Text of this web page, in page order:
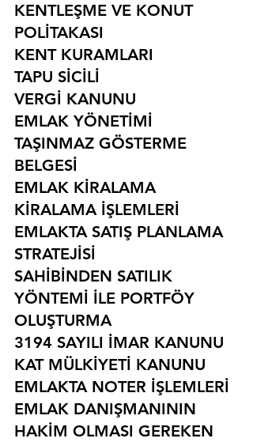
KENTLEŞME VE KONUT
POLİTAKASI
KENT KURAMLARI
TAPU SİCİLİ
VERGİ KANUNU
EMLAK YÖNETİMİ
TAŞINMAZ GÖSTERME
BELGESİ
EMLAK KİRALAMA
KİRALAMA İŞLEMLERİ
EMLAKTA SATIŞ PLANLAMA
STRATEJİSİ
SAHİBİNDEN SATILIK
YÖNTEMİ İLE PORTFÖY
OLUŞTURMA
3194 SAYILI İMAR KANUNU
KAT MÜLKİYETİ KANUNU
EMLAKTA NOTER İŞLEMLERİ
EMLAK DANIŞMANININ
HAKİM OLMASI GEREKEN